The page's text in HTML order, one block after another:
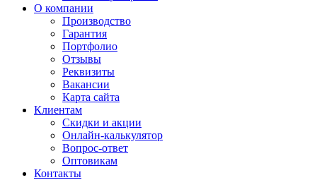
О компании
Производство
Гарантия
Портфолио
Отзывы
Реквизиты
Вакансии
Карта сайта
Клиентам
Скидки и акции
Онлайн-калькулятор
Вопрос-ответ
Оптовикам
Контакты